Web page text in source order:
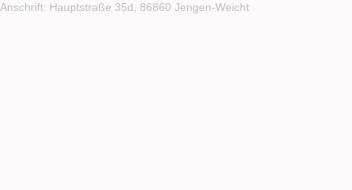
Anschrift: Hauptstraße 35d, 86860 Jengen-Weicht